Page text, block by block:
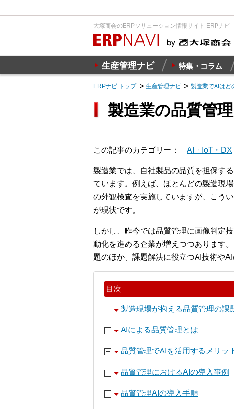
大塚商会のERPソリューション情報サイト ERPナビ
生産管理ナビ 特集・コラム
ERPナビ トップ 生産管理ナビ 製造業でAIはど
製造業の品質管
この記事のカテゴリー AI・IoT・DX
製造業では、自社製品の品質を担保す
ています。例えば、ほとんどの製造現
の外観検査を実施していますが、こう
が現状です。
しかし、昨今では品質管理に画像判定
動化を進める企業が増えつつあります
題のほか、課題解決に役立つAI技術や
目次
製造現場が抱える品質管理の課
AIによる品質管理とは
品質管理でAIを活用するメリッ
品質管理におけるAIの導入事例
品質管理AIの導入手順